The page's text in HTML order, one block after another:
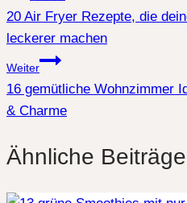
20 Air Fryer Rezepte, die
leckerer machen
Weiter
16 gemütliche Wohnzimmer
& Charme
Ähnliche Beiträge